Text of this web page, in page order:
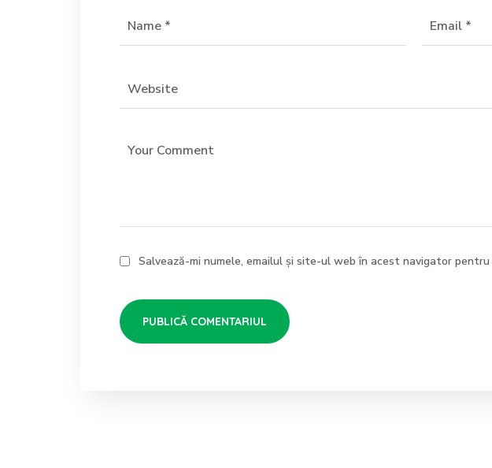
Salvează-mi numele, emailul și site-ul web în acest navigator